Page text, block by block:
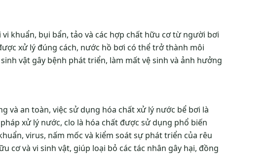
khuẩn, bụi bẩn, tảo và các hợp chất hữu cơ từ người bơi
xử lý đúng cách, nước hồ bơi có thể trở thành môi
vật gây bệnh phát triển, làm mất vệ sinh và ảnh hưởng
và an toàn, việc sử dụng hóa chất xử lý nước bể bơi là
xử lý nước, clo là hóa chất được sử dụng phổ biến
virus, nấm mốc và kiểm soát sự phát triển của rêu
cơ và vi sinh vật, giúp loại bỏ các tác nhân gây hại, đồng